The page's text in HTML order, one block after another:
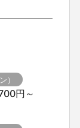
）
円～